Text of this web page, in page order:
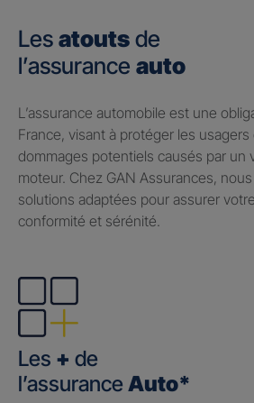
Les atouts de
l’assurance auto
​L’assurance automobile est une
France, visant à protéger les
dommages potentiels causés par un
moteur. Chez GAN Assurances,
solutions adaptées pour assurer
conformité et sérénité.
Les + de
l’assurance Auto*